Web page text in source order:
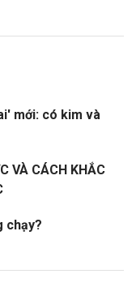
mới: có kim và
VÀ CÁCH KHẮC
chạy?